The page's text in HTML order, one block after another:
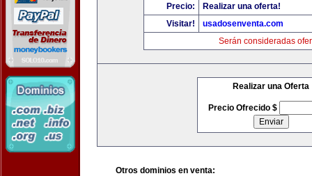
Precio:
Realizar una oferta!
Visitar!
usadosenventa.com
Serán consideradas
Realizar una Oferta
Precio Ofrecido $
Otros dominios en venta: